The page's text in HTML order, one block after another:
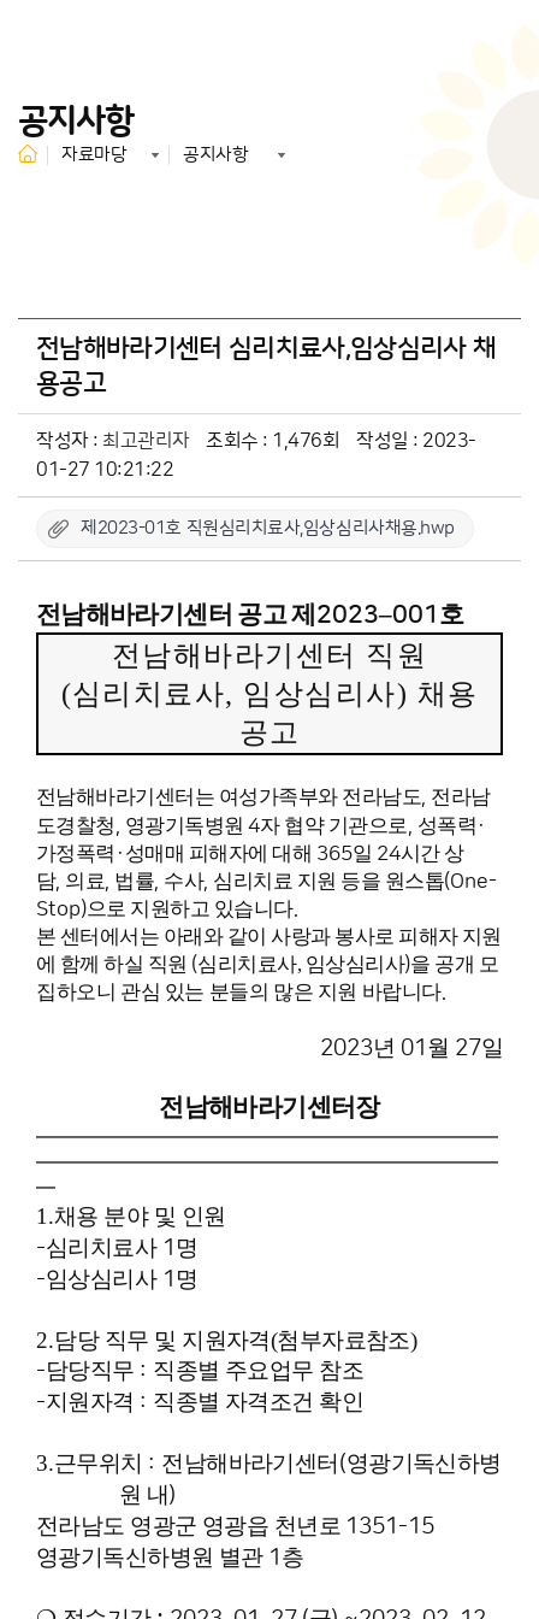
공지사항
자료마당 공지사항
전남해바라기센터 심리치료사,임상심리사 채
용공고
작성자 : 최고관리자 조회수 : 1,476회
작성일 : 2023-
01-27 10:21:22
제2023-01호 직원심리치료사,임상심리사채용.hwp
전남해바라기센터 공고 제 2023–001 호
전남해바라기센터 직원
(심리치료사, 임상심리사) 채용
공고
전남해바라기센터는 여성가족부와 전라남도, 전라남
도경찰청, 영광기독병원4자 협약 기관으로, 성폭력 ·
가정폭력 · 성매매 피해자에 대해 365일 24시간 상
담, 의료, 법률, 수사, 심리치료 지원 등을 원스톱(One-
Stop)으로 지원하고 있습니다.
본 센터에서는 아래와 같이 사랑과 봉사로 피해자 지원
에 함께 하실 직원 (심리치료사, 임상심리사)을 공개 모
집하오니 관심 있는 분들의 많은 지원 바랍니다.
2023년 01월 27일
전남해바라기센터장
━━━━━━━━━━━━━━━━━━━━━━━━
━━━━━━━━━━━━━━━━━━━━━━━━
━
1.채용 분야 및 인원
-심리치료사 1 명
-임상심리사 1 명
2.담당 직무 및 지원자격(첨부자료참조)
-담당직무 : 직종별 주요업무 참조
-지원자격 : 직종별 자격조건 확인
3.근무위치 : 전남해바라기센터 (영광기독신하병
원 내 )
전라남도 영광군 영광읍 천년로 1351-15
영광기독신하병원 별관 1층